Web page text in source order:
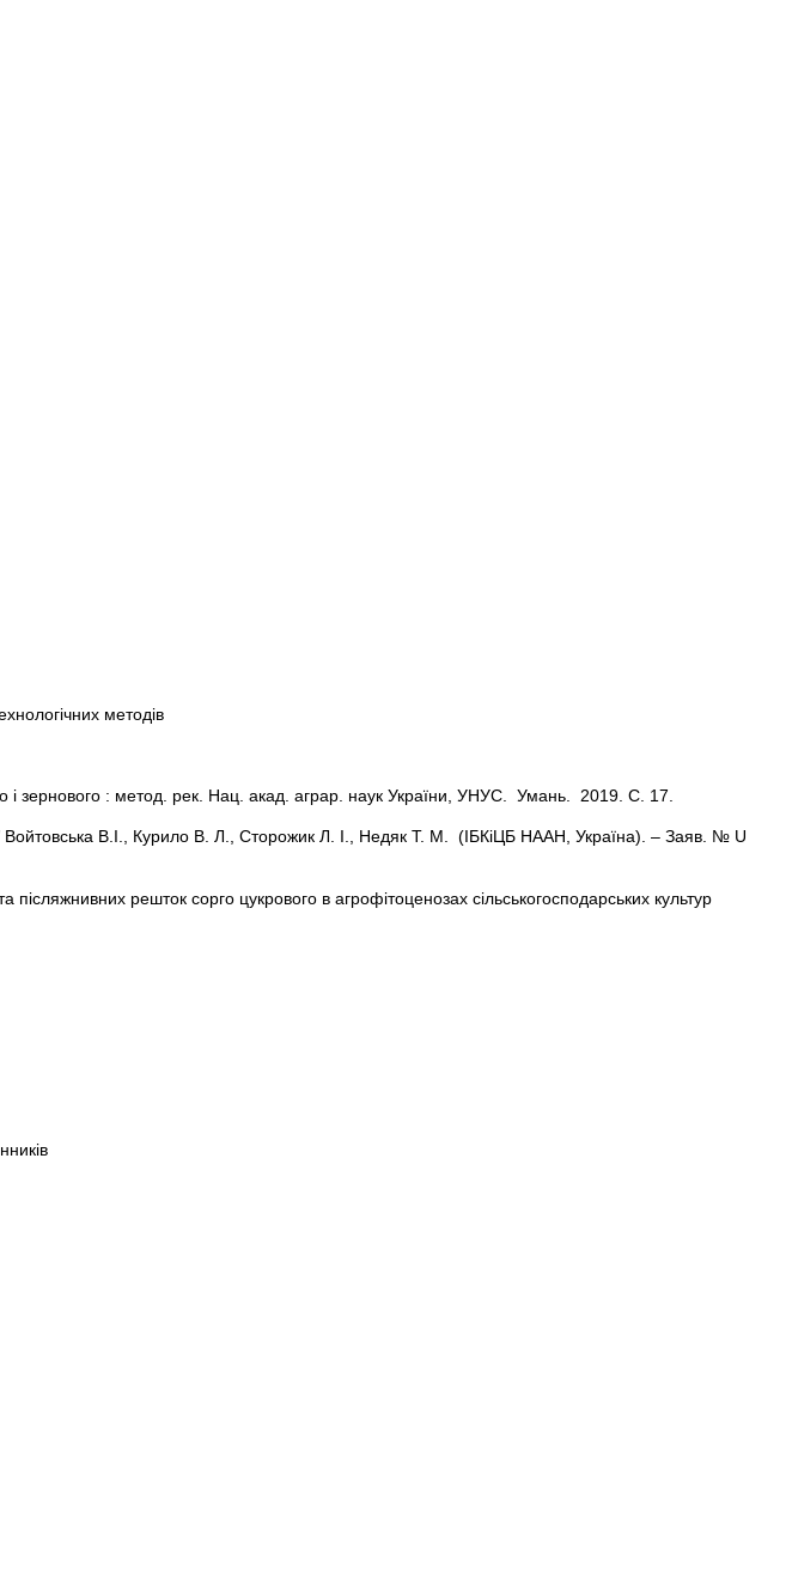
методів
і зернового : метод. рек. Нац. акад. аграр. наук України, УНУС. Умань. 2019. С. 17.
В.І., Курило В. Л., Сторожик Л. І., Недяк Т. М. (ІБКіЦБ НААН, Україна). – Заяв. № U
решток сорго цукрового в агрофітоценозах сільськогосподарських культур